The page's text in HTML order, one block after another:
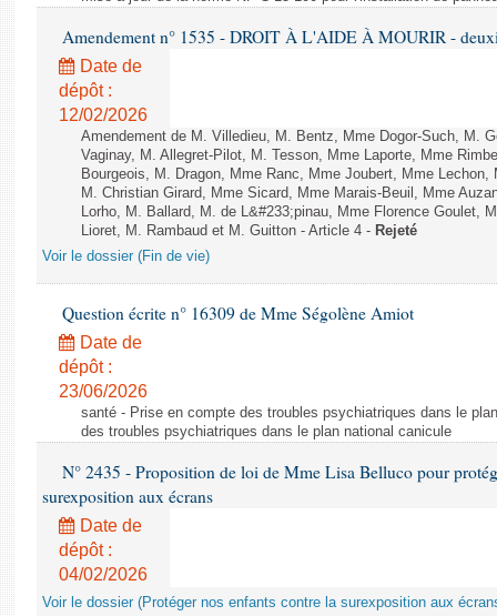
Amendement n° 1535 - DROIT À L'AIDE À MOURIR -
Date de
dépôt :
12/02/2026
Amendement de M. Villedieu, M. Bentz, Mme Dogor-Such, M.
Vaginay, M. Allegret-Pilot, M. Tesson, Mme Laporte, Mme
Bourgeois, M. Dragon, Mme Ranc, Mme Joubert, Mme
M. Christian Girard, Mme Sicard, Mme Marais-Beuil, Mme
Lorho, M. Ballard, M. de L&#233;pinau, Mme Florence Goulet,
Lioret, M. Rambaud et M. Guitton - Article 4 - Rejeté
Voir le dossier (Fin de vie)
Question écrite n° 16309 de Mme Ségolène Amiot
Date de
dépôt :
23/06/2026
santé - Prise en compte des troubles psychiatriques dans le
des troubles psychiatriques dans le plan national canicule
N° 2435 - Proposition de loi de Mme Lisa Belluco pour
surexposition aux écrans
Date de
dépôt :
04/02/2026
Voir le dossier (Protéger nos enfants contre la surexposition aux